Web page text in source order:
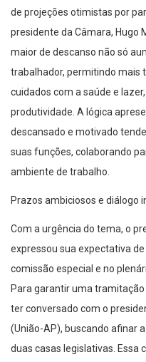
de projeções otimistas por
presidente da Câmara, Hugo
maior de descanso não só
trabalhador, permitindo mais
cuidados com a saúde e
produtividade. A lógica
descansado e motivado
suas funções, colaborando
ambiente de trabalho.
Prazos ambiciosos e diálogo
Com a urgência do tema, o
expressou sua expectativa
comissão especial e no
Para garantir uma
ter conversado com o
(União-AP), buscando afinar
duas casas legislativas. Essa